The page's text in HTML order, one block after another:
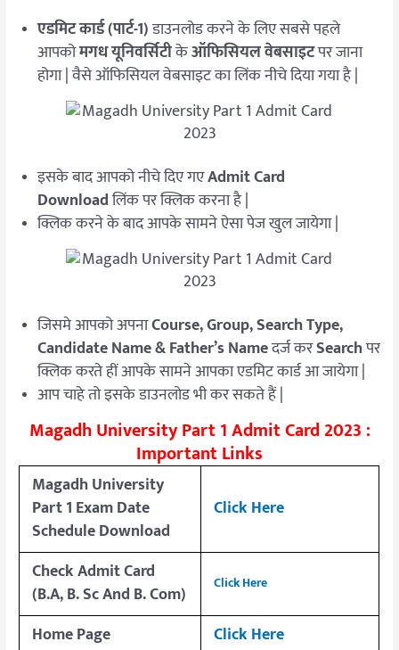
एडमिट कार्ड (पार्ट-1)डाउनलोड करने के लिए सबसे पहले
आपकोमगध यूनिवर्सिटीकेऑफिसियल वेबसाइटपर जाना
होगा | वैसे ऑफिसियल वेबसाइट का लिंक नीचे दिया गया है |
इसके बाद आपको नीचे दिए गएAdmit Card
Downloadलिंक पर क्लिक करना है |
क्लिक करने के बाद आपके सामने ऐसा पेज खुल जायेगा |
जिसमे आपको अपनाCourse, Group, Search Type,
Candidate Name & Father’s Nameदर्ज करSearchपर
क्लिक करते हीं आपके सामने आपका एडमिट कार्ड आ जायेगा |
आप चाहे तो इसके डाउनलोड भी कर सकते हैं |
Magadh University Part 1 Admit Card 2023 :
Important Links
Magadh University
Part 1 Exam Date
ScheduleDownload
Click Here
Check Admit Card
(B.A, B. Sc And B. Com)
Click Here
Home Page
Click Here